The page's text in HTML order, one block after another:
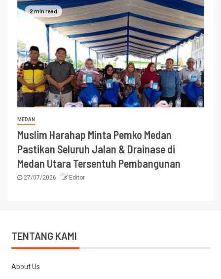
2 min read
MEDAN
Muslim Harahap Minta Pemko Medan
Pastikan Seluruh Jalan & Drainase di
Medan Utara Tersentuh Pembangunan
27/07/2026 Editor
TENTANG KAMI
About Us